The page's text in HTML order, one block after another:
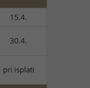
15.4.
30.4.
pri isplati